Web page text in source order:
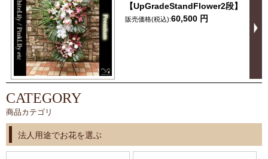
【UpGradeStandFlower2段】
販売価格(税込):60,500 円
CATEGORY
商品カテゴリ
法人用途でお花を選ぶ